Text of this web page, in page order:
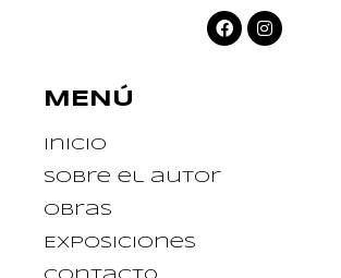
MENÚ
Inicio
Sobre el autor
Obras
Exposiciones